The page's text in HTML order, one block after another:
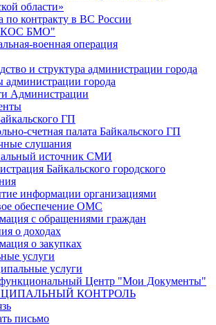
области»
по контракту в ВС России
БМО"
военная операция
и структура администрации города
администрации города
Администрации
ГП
счетная палата Байкальского ГП
слушания
источник СМИ
Байкальского городского
информации организациями
обеспечение ОМС
с обращениями граждан
о доходах
о закупках
услуги
услуги
Центр "Мои Документы"
КОНТРОЛЬ
письмо